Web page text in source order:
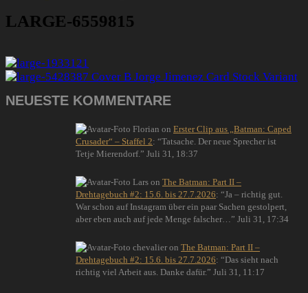
LARGE-6559815
NEUESTE KOMMENTARE
Florian on Erster Clip aus „Batman: Caped
Crusader“ – Staffel 2: “Tatsache. Der neue Sprecher ist
Tetje Mierendorf. ” Juli 31, 18:37
Lars on The Batman: Part II –
Drehtagebuch #2: 15.6. bis 27.7.2026: “Ja – richtig gut.
War schon auf Instagram über ein paar Sachen gestolpert,
aber eben auch auf jede Menge falscher… ” Juli 31, 17:34
chevalier on The Batman: Part II –
Drehtagebuch #2: 15.6. bis 27.7.2026: “Das sieht nach
richtig viel Arbeit aus. Danke dafür. ” Juli 31, 11:17